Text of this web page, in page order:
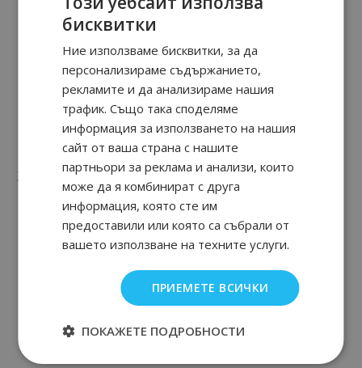
Delina Exclusif
245. € / 480.94лв.
Delina La Rosee
229.90€ / 449.65
бисквитки
Ние използваме бисквитки, за да
персонализираме съдържанието,
рекламите и да анализираме нашия
трафик. Също така споделяме
информация за използването на нашия
сайт от ваша страна с нашите
партньори за реклама и анализи, които
може да я комбинират с друга
информация, която сте им
предоставили или която са събрали от
вашето използване на техните услуги.
ПРИЕМЕТЕ ВСИЧКИ
ПОКАЖЕТЕ ПОДРОБНОСТИ